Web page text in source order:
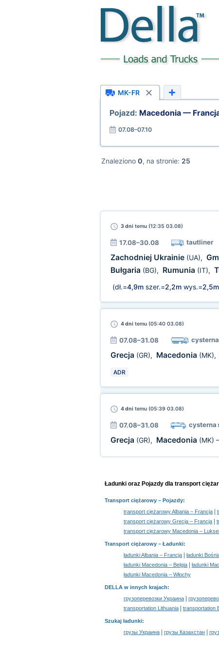
MK-FR
Pojazd: Macedonia —
07.08–07.10
Znaleziono 0, na stronie: 25
3 dnitemu (12:35 03.08)
17.08–30.08 tautliner
Zachodniej Ukrainie (UA),
Bułgaria (BG), Rumunia (IT),
(dł.=4,9mszer.=2,2mwys.=2,5m
4 dnitemu (05:40 03.08)
07.08–31.08
Grecja (GR), Macedonia (MK),
ADR
4 dnitemu (05:39 03.08)
07.08–31.08 cysterna
Grecja (GR), Macedonia (MK)
Ładunki oraz Pojazdy dla transport
Transport ciężarowy – Pojazdy:
transport ciężarowy Albania – Francja
transport ciężarowy Grecja – Francja
transport ciężarowy Macedonia –
Transport ciężarowy – Ładunki:
ładunki Albania – Francja
ładunki
ładunki Macedonia – Belgia ładunki
ładunki Macedonia – Włochy
DELLA w innych krajach:
грузоперевозки Украина
transportation Lithuania transportation
Szukaj ładunki:
грузы Украина
грузы Казахстан